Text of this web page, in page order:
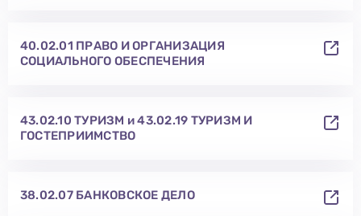
40.02.01 ПРАВО И ОРГАНИЗАЦИЯ
СОЦИАЛЬНОГО ОБЕСПЕЧЕНИЯ
43.02.10 ТУРИЗМ и 43.02.19 ТУРИЗМ И
ГОСТЕПРИИМСТВО
38.02.07 БАНКОВСКОЕ ДЕЛО